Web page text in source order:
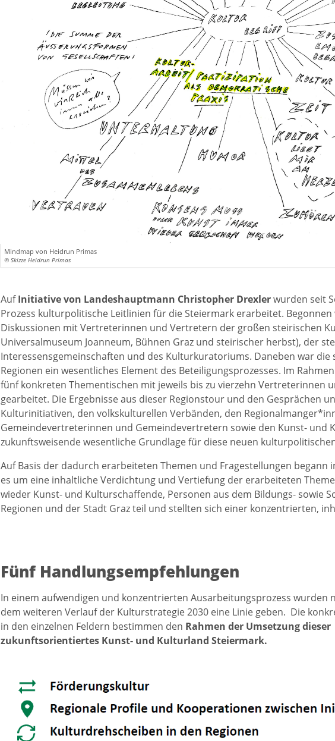
Mindmap von Heidrun Primas
© Skizze Heidrun Primas
AufInitiative von Landeshauptmann Christopher Drexlerwurden seit
Prozess kulturpolitische Leitlinien für die Steiermark erarbeitet.
Diskussionen mit Vertreterinnen und Vertretern der großen steirischen
Universalmuseum Joanneum, Bühnen Graz und steirischer herbst), der
Interessensgemeinschaften und des Kulturkuratoriums. Daneben war
Regionen ein wesentliches Element des Beteiligungsprozesses. Im
fünf konkreten Thementischen mit jeweils bis zu vierzehn Vertreterinnen
gearbeitet. Die Ergebnisse aus dieser Regionstour und den Gesprächen
Kulturinitiativen, den volkskulturellen Verbänden, den
Gemeindevertreterinnen und Gemeindevertretern sowie den Kunst- und
zukunftsweisende wesentliche Grundlage für diese neuen
Auf Basis der dadurch erarbeiteten Themen und Fragestellungen begann
es um eine inhaltliche Verdichtung und Vertiefung der erarbeiteten
wieder Kunst- und Kulturschaffende, Personen aus dem Bildungs- sowie
Regionen und der Stadt Graz teil und stellten sich einer konzentrierten,
Fünf Handlungsempfehlungen
In einem aufwendigen und konzentrierten Ausarbeitungsprozess
dem weiteren Verlauf der Kulturstrategie 2030 eine Linie geben. Die
in den einzelnen Feldern bestimmen den Rahmen der Umsetzung
zukunftsorientiertes Kunst- und Kulturland Steiermark.